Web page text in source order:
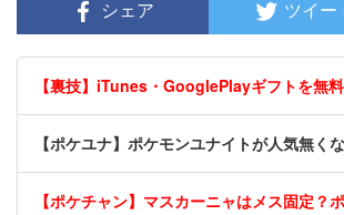
シェア ツイー
【裏技】iTunes・GooglePlayギフトを無
【ポケユナ】ポケモンユナイトが人気無く
【ポケチャン】マスカーニャはメス固定